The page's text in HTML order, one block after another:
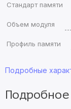
Стандарт памяти
Объем модуля
Профиль памяти
Подробные